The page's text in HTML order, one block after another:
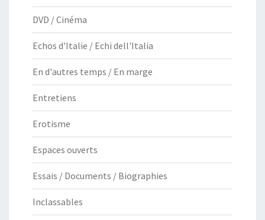
DVD / Cinéma
Echos d'Italie / Echi dell'Italia
En d'autres temps / En marge
Entretiens
Erotisme
Espaces ouverts
Essais / Documents / Biographies
Inclassables